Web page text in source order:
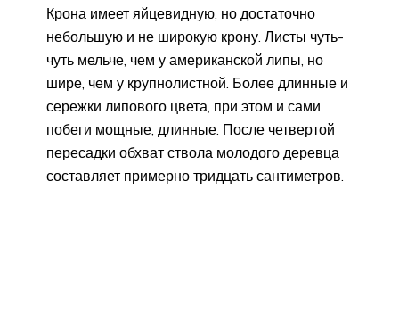
Крона имеет яйцевидную, но достаточно
небольшую и не широкую крону. Листы чуть-
чуть мельче, чем у американской липы, но
шире, чем у крупнолистной. Более длинные и
сережки липового цвета, при этом и сами
побеги мощные, длинные. После четвертой
пересадки обхват ствола молодого деревца
составляет примерно тридцать сантиметров.